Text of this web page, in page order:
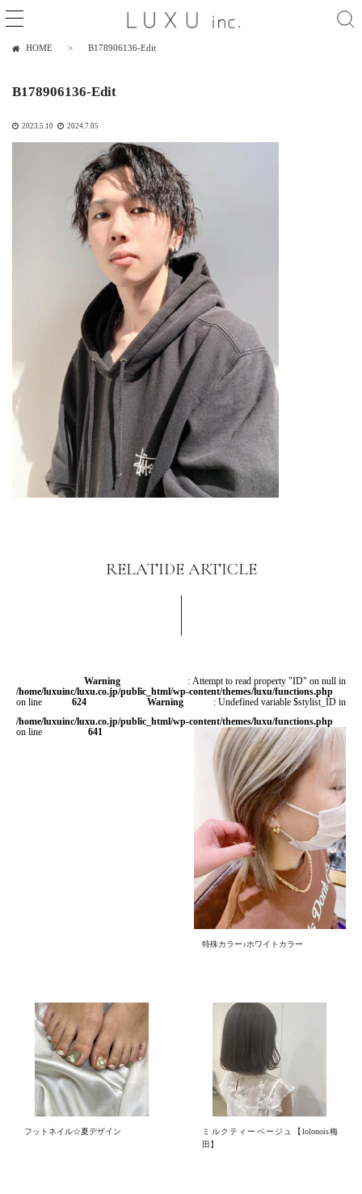
HOME B178906136-Edit
B178906136-Edit
2023.5.10 2024.7.05
RELATIDE ARTICLE
Warning
: Attempt to read property "ID" on null in
/home/luxuinc/luxu.co.jp/public_html/wp-content/themes/luxu/functions.php
on line
624 Warning
: Undefined variable $stylist_ID in
/home/luxuinc/luxu.co.jp/public_html/wp-content/themes/luxu/functions.php
on line
641
特殊カラー♪ホワイトカラー
フットネイル☆夏デザイン
ミルクティーベージュ【lolonois梅
田】